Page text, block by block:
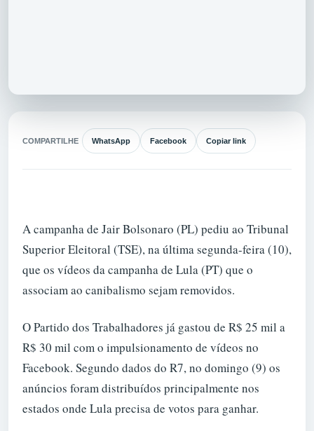
COMPARTILHE WhatsApp Facebook Copiar link
A campanha de Jair Bolsonaro (PL) pediu ao Tribunal
Superior Eleitoral (TSE), na última segunda-feira (10),
que os vídeos da campanha de Lula (PT) que o
associam ao canibalismo sejam removidos.
O Partido dos Trabalhadores já gastou de R$ 25 mil a
R$ 30 mil com o impulsionamento de vídeos no
Facebook. Segundo dados do R7, no domingo (9) os
anúncios foram distribuídos principalmente nos
estados onde Lula precisa de votos para ganhar.